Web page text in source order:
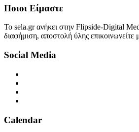
Ποιοι Είμαστε
Το sela.gr ανήκει στην Flipside-Digital
διαφήμιση, αποστολή ύλης επικοινωνείτε
Social Media
Calendar